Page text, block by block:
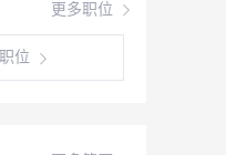
更多职位
位